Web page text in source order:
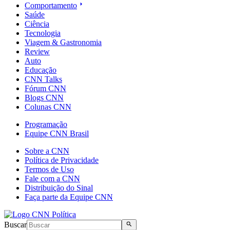
Comportamento
Saúde
Ciência
Tecnologia
Viagem & Gastronomia
Review
Auto
Educação
CNN Talks
Fórum CNN
Blogs CNN
Colunas CNN
Programação
Equipe CNN Brasil
Sobre a CNN
Política de Privacidade
Termos de Uso
Fale com a CNN
Distribuição do Sinal
Faça parte da Equipe CNN
Buscar